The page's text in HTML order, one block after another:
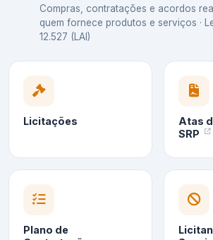
Compras, contratações e acordos
quem fornece produtos e serviços ·
12.527 (LAI)
Licitações
Atas
SRP
Plano de